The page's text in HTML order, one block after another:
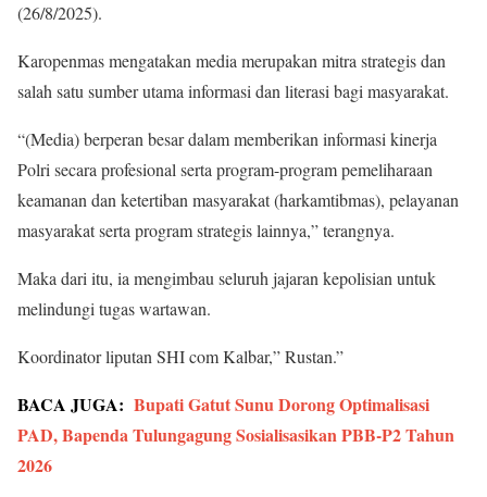
(26/8/2025).
Karopenmas mengatakan media merupakan mitra strategis dan
salah satu sumber utama informasi dan literasi bagi masyarakat.
“(Media) berperan besar dalam memberikan informasi kinerja
Polri secara profesional serta program-program pemeliharaan
keamanan dan ketertiban masyarakat (harkamtibmas), pelayanan
masyarakat serta program strategis lainnya,” terangnya.
Maka dari itu, ia mengimbau seluruh jajaran kepolisian untuk
melindungi tugas wartawan.
Koordinator liputan SHI com Kalbar,” Rustan.”
BACA JUGA: Bupati Gatut Sunu Dorong Optimalisasi
PAD, Bapenda Tulungagung Sosialisasikan PBB-P2 Tahun
2026